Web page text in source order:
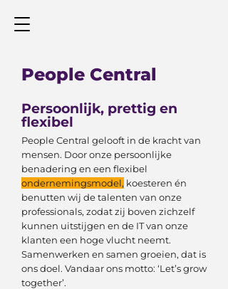
People Central
Persoonlijk, prettig en
flexibel
People Central gelooft in de kracht van
mensen. Door onze persoonlijke
benadering en een flexibel
ondernemingsmodel, koesteren én
benutten wij de talenten van onze
professionals, zodat zij boven zichzelf
kunnen uitstijgen en de IT van onze
klanten een hoge vlucht neemt.
Samenwerken en samen groeien, dat is
ons doel. Vandaar ons motto: ‘Let’s grow
together’.